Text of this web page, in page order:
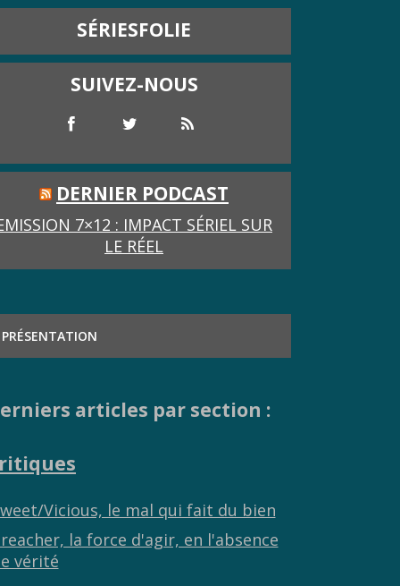
SÉRIESFOLIE
SUIVEZ-NOUS
DERNIER PODCAST
7×12 : IMPACT SÉRIEL SUR
LE RÉEL
PRÉSENTATION
articles par section :
Vicious, le mal qui fait du bien
la force d'agir, en l'absence
vérité